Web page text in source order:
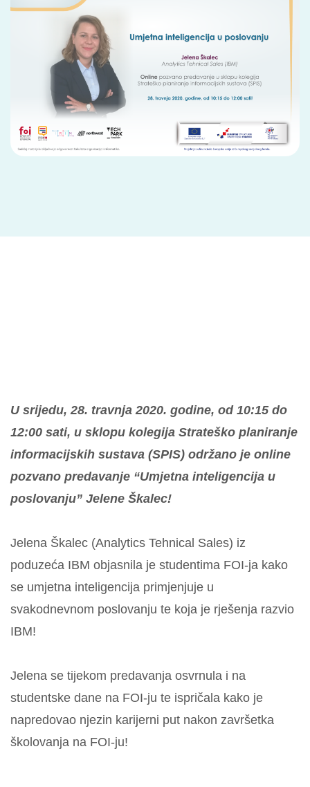
U srijedu, 28. travnja 2020. godine, od 10:15 do
12:00 sati, u sklopu kolegija Strateško planiranje
informacijskih sustava (SPIS) održano je online
pozvano predavanje “Umjetna inteligencija u
poslovanju” Jelene Škalec!
Jelena Škalec (Analytics Tehnical Sales) iz
poduzeća IBM objasnila je studentima FOI-ja kako
se umjetna inteligencija primjenjuje u
svakodnevnom poslovanju te koja je rješenja razvio
IBM!
Jelena se tijekom predavanja osvrnula i na
studentske dane na FOI-ju te ispričala kako je
napredovao njezin karijerni put nakon završetka
školovanja na FOI-ju!